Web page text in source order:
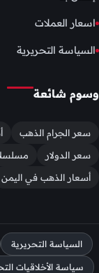
اسعار العملات
السياسة التحريرية
وسوم شائعة
سعر الجرام الذهب
سعر الدولار
أسعار الذهب في اليمن
السياسة التحريرية
سياسة الأخلاقيات